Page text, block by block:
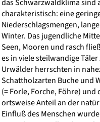
das Schwarzwaldklima sind
charakteristisch: eine
Niederschlagsmengen,
Winter. Das jugendliche
Seen, Mooren und rasch
es in viele steilwandige
Urwälder herrschten in
Schattholzarten Buche und
(= Forle, Forche, Föhre)
ortsweise Anteil an der
Einfluß des Menschen